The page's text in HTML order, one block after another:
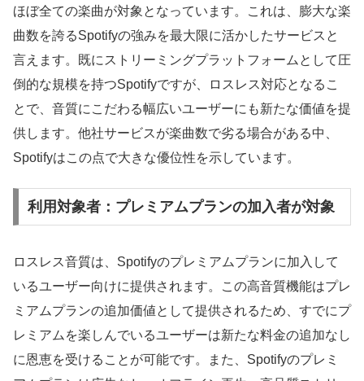
ほぼ全ての楽曲が対象となっています。これは、膨大な楽
曲数を誇るSpotifyの強みを最大限に活かしたサービスと
言えます。既にストリーミングプラットフォームとして圧
倒的な規模を持つSpotifyですが、ロスレス対応となるこ
とで、音質にこだわる幅広いユーザーにも新たな価値を提
供します。他社サービスが楽曲数で劣る場合がある中、
Spotifyはこの点で大きな優位性を示しています。
利用対象者：プレミアムプランの加入者が対象
ロスレス音質は、Spotifyのプレミアムプランに加入して
いるユーザー向けに提供されます。この高音質機能はプレ
ミアムプランの追加価値として提供されるため、すでにプ
レミアムを楽しんでいるユーザーは新たな料金の追加なし
に恩恵を受けることが可能です。また、Spotifyのプレミ